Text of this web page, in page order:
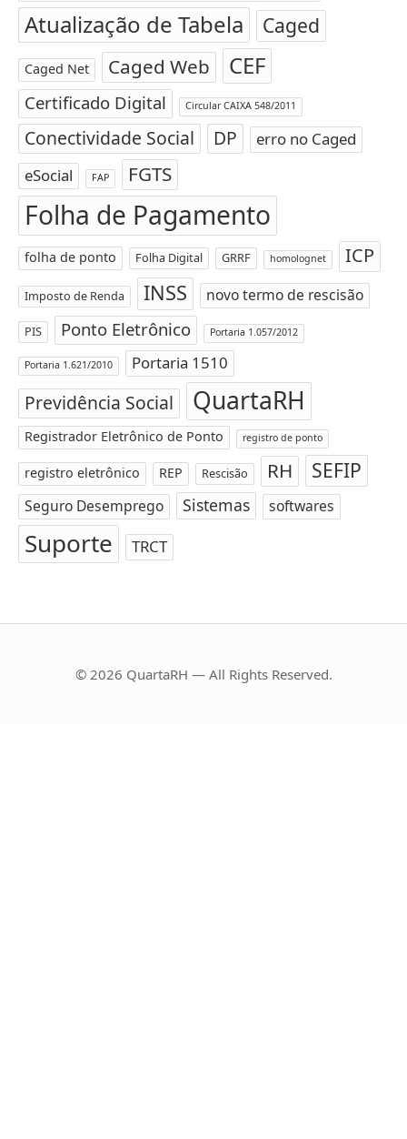
Atualização de Tabela Caged
Caged Net Caged Web CEF
Certificado Digital Circular CAIXA 548/2011
Conectividade Social DP
erro no Caged
eSocial
FAP FGTS
Folha de Pagamento
folha de ponto Folha Digital GRRF homolognet ICP
Imposto de Renda INSS novo termo de rescisão
PIS Ponto Eletrônico Portaria 1.057/2012
Portaria 1.621/2010 Portaria 1510
Previdência Social QuartaRH
Registrador Eletrônico de Ponto registro de ponto
registro eletrônico REP Rescisão RH SEFIP
Seguro Desemprego Sistemas softwares
Suporte TRCT
© 2026 QuartaRH — All Rights Reserved.